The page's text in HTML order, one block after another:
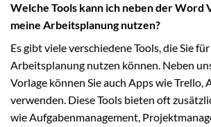
Welche Tools kann ich neben der Word
meine Arbeitsplanung nutzen?
Es gibt viele verschiedene Tools, die Sie
Arbeitsplanung nutzen können. Neben
Vorlage können Sie auch Apps wie Trello,
verwenden. Diese Tools bieten oft
wie Aufgabenmanagement,